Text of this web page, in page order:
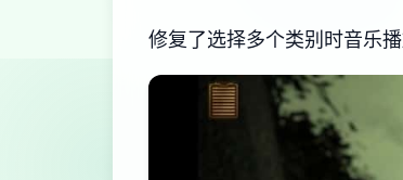
修复了选择多个类别时音乐